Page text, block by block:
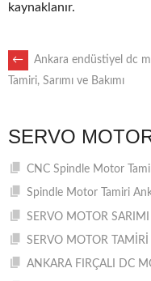
kaynaklanır.
POST
←
Ankara endüstiyel dc
Tamiri, Sarımı ve Bakımı
SERVO
CNC Spindle Motor
Spindle Motor Tamiri
SERVO MOTOR
SERVO MOTOR
ANKARA FIRÇALI DC